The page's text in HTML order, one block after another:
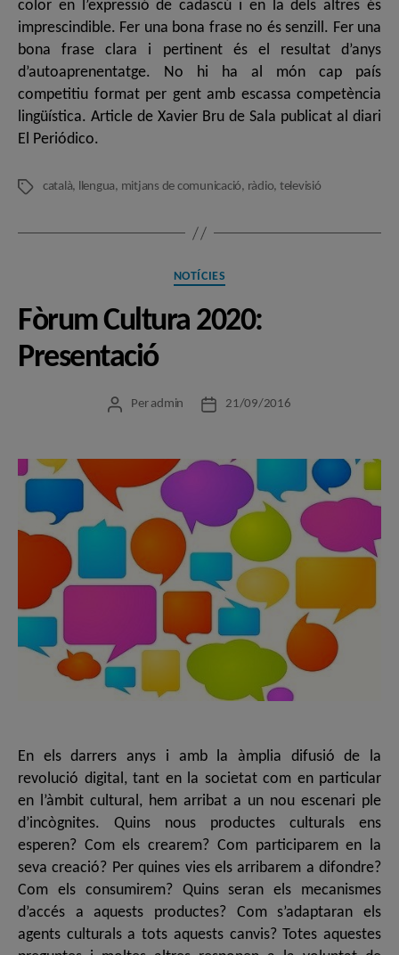
color en l’expressió de cadascú i en la dels altres és
imprescindible. Fer una bona frase no és senzill. Fer una
bona frase clara i pertinent és el resultat d’anys
d’autoaprenentatge. No hi ha al món cap país
competitiu format per gent amb escassa competència
lingüística. Article de Xavier Bru de Sala publicat al diari
El Periódico.
Etiquetes
català, llengua, mitjans de comunicació, ràdio, televisió
Categories
NOTÍCIES
Fòrum Cultura 2020:
Presentació
Autor
Per admin
Data21/09/2016
En els darrers anys i amb la àmplia difusió de la revolució digital, tant en la societat com en particular en l’àmbit cultural, hem arribat a un nou escenari ple d’incògnites. Quins nous productes culturals ens esperen? Com els crearem? Com participarem en la seva creació? Per quines vies els arribarem a difondre? Com els consumirem? Quins seran els mecanismes d’accés a aquests productes? Com s’adaptaran els agents culturals a tots aquests canvis? Totes aquestes preguntes i moltes altres responen a la voluntat de desenvolupar una estratègia i un argumentari per afrontar els escenaris de futur, per desvetllar les incerteses que duen associats i per situar la cultura i els seus continguts en un lloc més central de la reflexió i de la intervenció (social, política i econòmica) en el nostre país. Qui impulsa el Fòrum Cultura 2020? El Cercle de Cultura de la mà d’un conjunt d’entitats i organitzacions culturals del nostre país. Per què és necessari? – Per recuperar la centralitat de la cultura com a valor públic, acció de govern i estratègia de sector. – Perquè el sistema cultural és un dels eixos vertebradors del desenvolupament de les societats – Per encarar amb èxit els reptes de futur de la revolució digital i actualitzar el diagnòstic de les dinàmiques culturals que s’esdevindran Qui el lidera? Una Taula permanent, amb més d’un centenar de persones destacades del sector cultural, és l’òrgan de direcció del Fòrum i impulsa el debat i la reflexió. I una Comissió coordinadora formada pels membres del Cercle de Cultura: Ezequiel Baró, Francesc Bellmunt, Lluís Bonet, Xavier Bru de Sala, Jaume Colomer, Xavier Marcè i Fèlix Riera. Amb Esteve Leon com a coordinador general. Què es debatrà? Els 8 eixos temàtics són: creació; indústries culturals, mercats interns i internacionalització; equipaments; capitalitat de Barcelona i equilibri territorial; patrimoni; sistema educatiu, xarxes de comunicació i públics; finançament, i polítiques públiques. A qui s’adreça? Cultura 2020 s’adreça a gestors culturals, entitats, associacions, polítics i, en general, a totes aquelles persones que actuen al sector de la cultura o estan interessades en el paper de la cultura al segle XXI, i al conjunt de la societat via els mitjans de comunicació. Quan tindrà lloc? La fase de debat del Fòrum s’iniciarà el 2017 i finalitzarà el 2018. Quins són els objectius? Assolir unes conclusions operatives per a la redefinició de les polítiques culturals al nostre país, que puguin ser implementades en la propera dècada. Argumentari “El capitalisme industrial està culminant la seva transició cap a un capitalisme cultural plenament desenvolupat, apropiant-se no només dels significats de la vida cultural i de les formes de la comunicació artística que les interpreten, sinó també de les seves experiències de vida.” (Jeremy Rifkin – La Era de l’Accés) “Dissortadament a la nostra societat la cultura es considerada inútil perquè no produeix diners. [Pretenc] difondre els coneixements considerats inútils. Si volem saber què es considerada prescindible només cal veure els pressupostos dels governs. Generalment retallen en educació, universitats i cultura. Jo crec el contrari. Per humanitzar la nostra civilització necessitem invertir en aquestes matèries. La seva utilitat no es pot mesurar amb diner, sinó en el desenvolupament humà. Estem creant un desert on l’humanisme no té cabuda.” (Nuccio Ordine – La utilitat de l’inútil. Manifest) Aquestes dues cites il•lustren dos pols enfrontats en el debat del paper actual i futur de la cultura a la societat; un debat que el Fòrum Cultura 2020 vol afrontar i arribar a conclusions compartides. Les economies desenvolupades han estat sotmeses en les darreres dècades a un extens i complex procés de mutació estructural (mundialització de les relacions comercials i financeres així com canvis tecnològics de gran abast). Aquest fet ha generat canvis profunds en el què produïm, en com produïm i en la manera en que consumim allò que produïm, afectant considerablement la nostra manera de viure i altres àmbits socials com el cultural. La revolució digital ha accelerat determinats moviments de fons, com el desplaçament de l’activitat agrària i de bona part de la manufacturera en favor dels serveis, dotant de protagonisme als actius intangibles (creació, marca, disseny i altres suports de visibilitat). Aquests actius han esdevingut un vector principal de creació de valor i creixement econòmic i d’acceleració de processos de canvi social a llarg termini. En aquest context, la producció, distribució i difusió de béns i serveis culturals i creatius ocupen un lloc creixent i cada cop més rellevant en l’actual espai econòmic de les societats avançades, en la mesura en que el contingut cultural penetra en les lògiques de l’univers de la mercaderia. Des d’aquesta perspectiva, la contribució de la cultura al desenvolupament econòmic és cada cop més manifesta. El món de la cultura s’ha vist, igualment, afectat a diversos nivells per aquesta mutació i per la revolució digital, malgrat que a ritmes desiguals en funció del sector d’activitat. • En primer lloc, s’accentuen tendències ja presents, com la sobreproducció de béns i serveis culturals, l’increment de la posició de poder d’alguns distribuïdors i difusors de continguts, el pes dels costos fixos en el cost total mentre que el cost mitjà de reproducció és cada cop més baix, la concentració del consum cultural en un nombre relativament reduït de productes, o uns mercats cada cop més diversificats i segmentats. • En segon lloc, l’emergència de factors disruptius han canviat notablement la configuració i la dinàmica d’alguns subsectors. Així, l’entrada de nous actors dominants, la consolidació de nous models de negoci, o els canvis en els modes de finançament de moltes activitats, amb especial efectes en la gestió i ingressos dels drets de propietat intel•lectual. • En tercer lloc, la progressiva transformació de les pràctiques i usos culturals de la població que ha fet que es desenvolupessin no només nous models de participació, interacció i consum cultural, sinó que afecten la percepció de valor i la disposició a pagar o a invertir en productes i processos culturals. En aquests darrers anys de notable reducció dels recursos disponibles, l’acció pública en l’àmbit de la cultura a escala local i nacional s’ha centrat en el manteniment dels serveis i dels equipaments heretats i el suport a les expressions de major valor social o polític, però només ocasionalment ha pogut prestar atenció en la resposta als canvis estructurals o a les manifestacions i actors més emergents. Sovint ha buscat més la seva legitimació en dimensions extrínseques al fet cultural – a nivell econòmic o social, i en els seus impactes directes, indirectes o induïts en els respectius territoris – que en posar les bases d’un sector cultural al servei d’una ciutadania i d’uns actors confrontats als canvis estructurals descrits. La cultura genera la capacitat creativa i crítica que la retroalimenta i que, al llarg de la història, ha estat un factor clau del progrés i del desenvolupament humà. En aquest sentit, és també perceptible –aquí i arreu- la dificultat del sistema educatiu –i també cultural- per ampliar i enfortir una massa crítica capaç de discernir i sobreposar-se a l’allau d’ofertes d’entreteniment de poca qualitat i molta banalitat. En aquest context, les institucions que articulen la societat cultural tenen grans dificultats per incorporar i difondre les innovacions creatives. Tot plegat palesa la necessitat d’actualitzar el diagnòstic i l’argumentari (teòric i polític) destinat a aprehendre millor l’evolució de les dinàmiques culturals, socials i polítiques (amb les seves oportunitats i riscos), així com el paper dels diferents actors culturals, públics, no lucratius i mercantils. La proposta d’agenda del Fòrum Cultura 2020, promogut pel Cercle de Cultura amb altres entitats del sector, pretén contribuir a l’anàlisi i a la construcció d’una estratègia a curt i mig terme –els tres anys que ens separen del 2020– per un millor desenvolupament de l’organització de la cultura a Catalunya. Eixos de debat Creativitat: foment, sostenibilitat i projecció Sobre la construcció i millora d’un ecosistema (institucions, accions, regulacions) que afavoreixi un entorn adequat per a la formació i millora de la creativitat. Visibilitat i reconeixement dels creadors. Com fer sostenible la densitat creativa? Quin pot ser l’àmbit i l’abast d’una política de foment de la creació (artística)? Com es poden identificar, estimular, atraure i retenir les capacitats creatives? Mercats culturals: dinamització i ampliació, de l’espai local a l’internacional Característiques específiques dels béns culturals. Les condicions de creació i consolidació dels mercats d’aquests tipus de béns: dinàmiques recents. Els espais d’ús i consum cultural. La cultura crea i distribueix riquesa: una mirada econòmica -i no economicista- del sector cultural. Equipaments culturals: governança, funció social i dinamització en xarxa El paper motor dels equipaments culturals de referència Disposar d’institucions culturals –espais, serveis i programes- democràtiques al servei dels professionals i la ciutadania. Singularitats, mecanismes cooperatius i retorn social. Barcelona, xarxes i territori Serveis públics culturals: distribució, cobertura i lògiques. Dinàmiques ascendents i descendents: punts de trobada. Parcs culturals i factories. Barcelona, una capital cultural internacional? Factors d’equilibri i desequilibri cultural de Catalunya. Les oportunitats i distorsions del turisme. Educació, experiència i pràctiques culturals Com han evolucionat, en les darreres dècades, les pràctiques culturals? Quins han estat els factors principals d’aquests canvis? De l’aprenentatge a la pràctica, de la pràctica a l’experiència, de l’experiència al coneixement. La configuració de la sensibilitat i de l’imaginari cultural (vector